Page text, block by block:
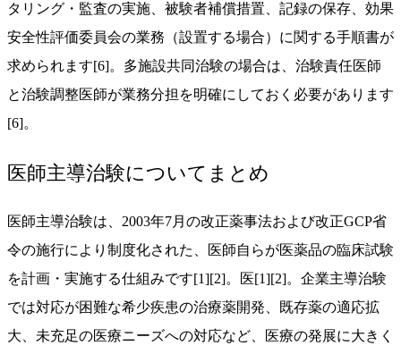
タリング・監査の実施、被験者補償措置、記録の保存、効果
安全性評価委員会の業務（設置する場合）に関する手順書が
求められます[6]。多施設共同治験の場合は、治験責任医師
と治験調整医師が業務分担を明確にしておく必要があります
[6]。
医師主導治験についてまとめ
医師主導治験は、2003年7月の改正薬事法および改正GCP省
令の施行により制度化された、医師自らが医薬品の臨床試験
を計画・実施する仕組みです[1][2]。医[1][2]。企業主導治験
では対応が困難な希少疾患の治療薬開発、既存薬の適応拡
大、未充足の医療ニーズへの対応など、医療の発展に大きく